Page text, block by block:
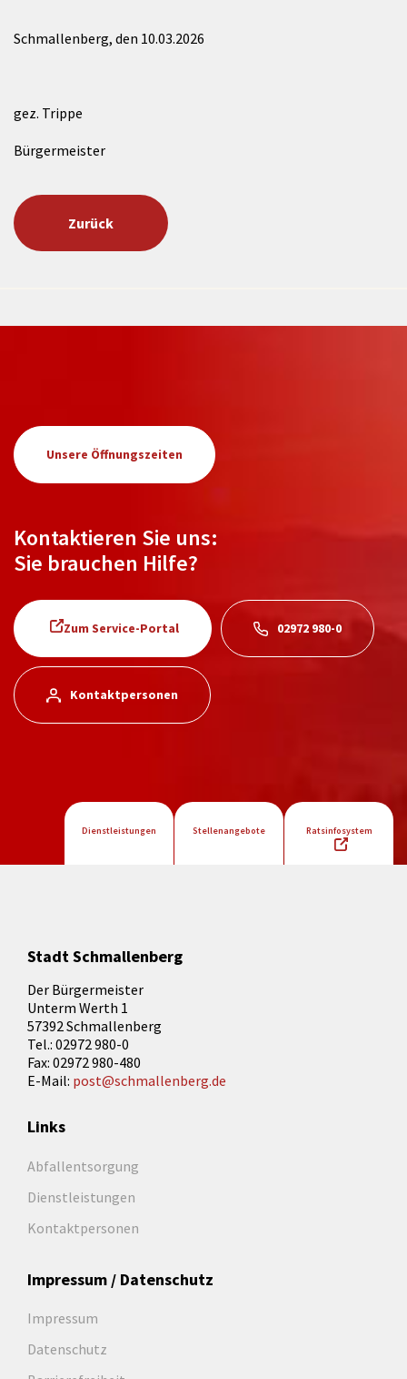
Schmallenberg, den 10.03.2026
gez. Trippe
Bürgermeister
Zurück
Unsere Öffnungszeiten
Kontaktieren Sie uns:
Sie brauchen Hilfe?
Zum Service-Portal 02972 980-0
Kontaktpersonen
Dienstleistungen Stellenangebote Ratsinfosystem
Stadt Schmallenberg
Der Bürgermeister
Unterm Werth 1
57392 Schmallenberg
Tel.: 02972 980-0
Fax: 02972 980-480
E-Mail: post@schmallenberg.de
Links
Abfallentsorgung
Dienstleistungen
Kontaktpersonen
Impressum / Datenschutz
Impressum
Datenschutz